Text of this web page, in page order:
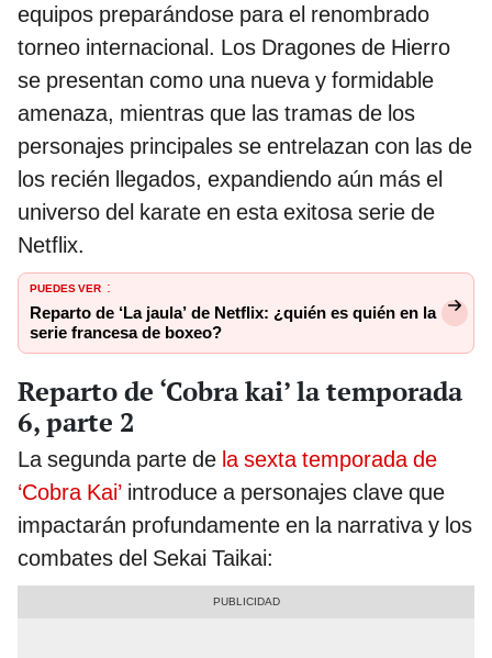
equipos preparándose para el renombrado
torneo internacional. Los Dragones de Hierro
se presentan como una nueva y formidable
amenaza, mientras que las tramas de los
personajes principales se entrelazan con las de
los recién llegados, expandiendo aún más el
universo del karate en esta exitosa serie de
Netflix.
PUEDES VER :
Reparto de ‘La jaula’ de Netflix: ¿quién es quién en la
serie francesa de boxeo?
Reparto de ‘Cobra kai’ la temporada
6, parte 2
La segunda parte de la sexta temporada de
‘Cobra Kai’ introduce a personajes clave que
impactarán profundamente en la narrativa y los
combates del Sekai Taikai: